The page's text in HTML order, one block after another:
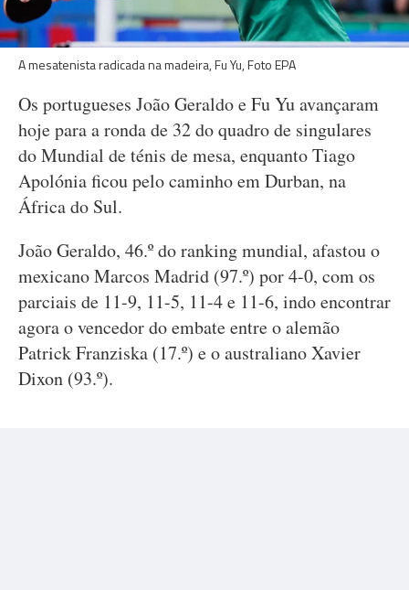
A mesatenista radicada na madeira, Fu Yu, Foto EPA
Os portugueses João Geraldo e Fu Yu avançaram
hoje para a ronda de 32 do quadro de singulares
do Mundial de ténis de mesa, enquanto Tiago
Apolónia ficou pelo caminho em Durban, na
África do Sul.
João Geraldo, 46.º do ranking mundial, afastou o
mexicano Marcos Madrid (97.º) por 4-0, com os
parciais de 11-9, 11-5, 11-4 e 11-6, indo encontrar
agora o vencedor do embate entre o alemão
Patrick Franziska (17.º) e o australiano Xavier
Dixon (93.º).